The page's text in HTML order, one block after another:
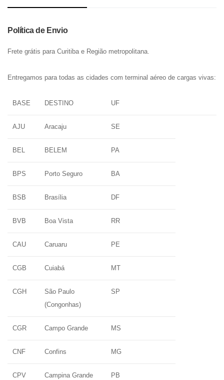
Política de Envio
Frete grátis para Curitiba e Região metropolitana.
Entregamos para todas as cidades com terminal aéreo de cargas vivas:
BASE DESTINO UF
AJU Aracaju SE
BEL BELEM PA
BPS Porto Seguro BA
BSB Brasília DF
BVB Boa Vista RR
CAU Caruaru PE
CGB Cuiabá MT
CGH
São Paulo
(Congonhas)
SP
CGR Campo Grande MS
CNF Confins MG
CPV Campina Grande PB